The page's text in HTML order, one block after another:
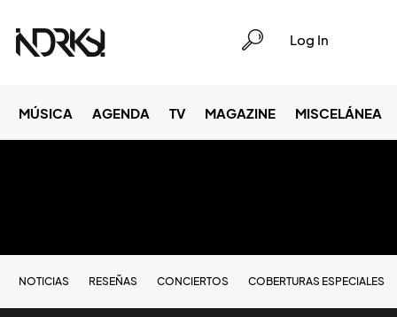
Log In
MÚSICA AGENDA TV MAGAZINE MISCELÁNEA
NOTICIAS RESEÑAS CONCIERTOS COBERTURAS ESPECIALES